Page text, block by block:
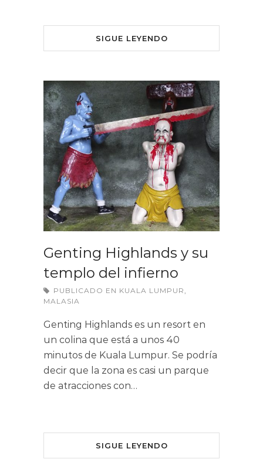
SIGUE LEYENDO
Genting Highlands y su
templo del infierno
PUBLICADO EN KUALA LUMPUR
MALASIA
Genting Highlands es un resort en
un colina que está a unos 40
minutos de Kuala Lumpur. Se podría
decir que la zona es casi un parque
de atracciones con…
SIGUE LEYENDO